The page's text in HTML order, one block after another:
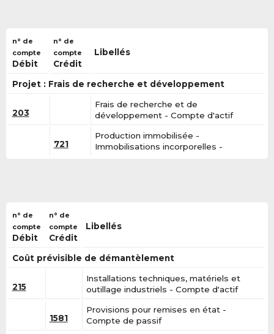
n° de
compte
Débit
n° de
compte
Crédit
Libellés
Projet : Frais de recherche et développement
203
Frais de recherche et de
développement - Compte d'actif
721
Production immobilisée -
Immobilisations incorporelles -
n° de
compte
Débit
n° de
compte
Crédit
Libellés
Coût prévisible de démantèlement
215
Installations techniques, matériels et
outillage industriels - Compte d'actif
1581
Provisions pour remises en état -
Compte de passif